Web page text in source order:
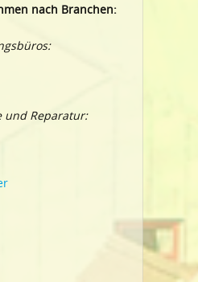
nach Branchen:
und Reparatur: